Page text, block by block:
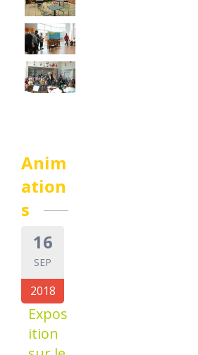
Anim
ation
s
16
SEP
2018
Expos
ition